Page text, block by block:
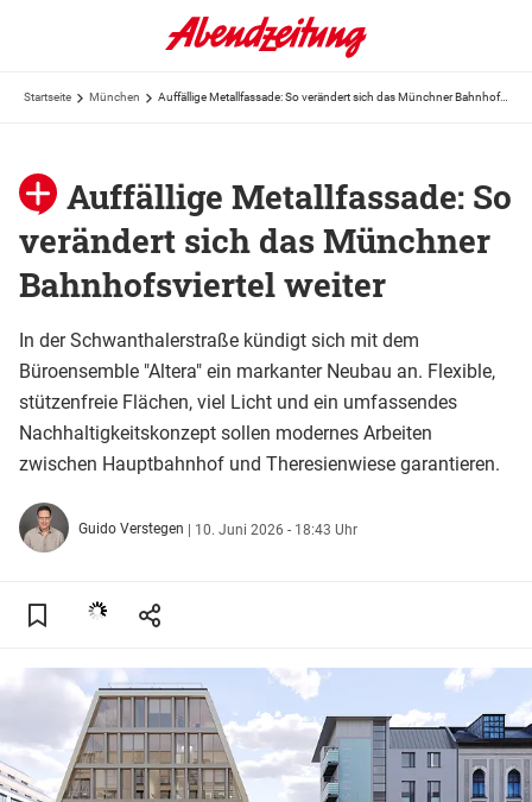
Startseite München Auffällige Metallfassade: So verändert sich das Münchner Bahnhofsviertel weiter
Auffällige Metallfassade: So
verändert sich das Münchner
Bahnhofsviertel weiter
In der Schwanthalerstraße kündigt sich mit dem
Büroensemble "Altera" ein markanter Neubau an. Flexible,
stützenfreie Flächen, viel Licht und ein umfassendes
Nachhaltigkeitskonzept sollen modernes Arbeiten
zwischen Hauptbahnhof und Theresienwiese garantieren.
Guido Verstegen | 10. Juni 2026 - 18:43 Uhr